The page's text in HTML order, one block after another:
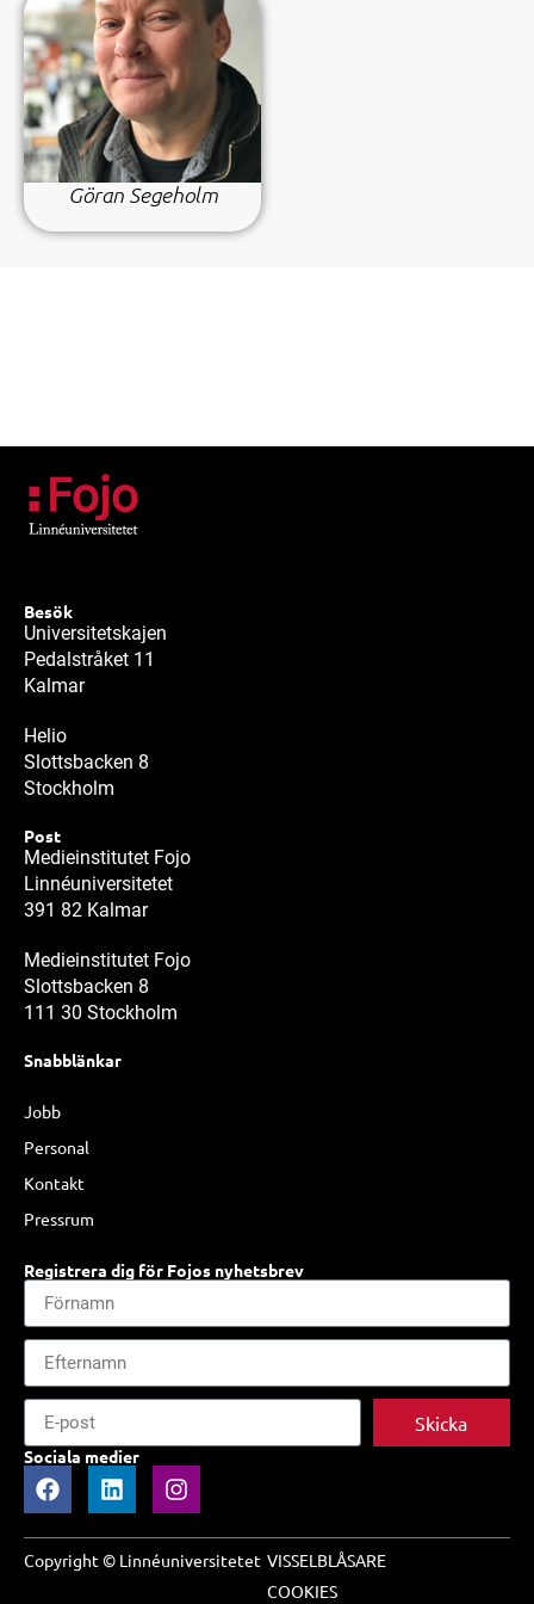
Göran Segeholm
Besök
Universitetskajen
Pedalstråket 11
Kalmar
Helio
Slottsbacken 8
Stockholm
Post
Medieinstitutet Fojo
Linnéuniversitetet
391 82 Kalmar
Medieinstitutet Fojo
Slottsbacken 8
111 30 Stockholm
Snabblänkar
Jobb
Personal
Kontakt
Pressrum
Registrera dig för Fojos nyhetsbrev
Skicka
Sociala medier
Copyright © Linnéuniversitetet VISSELBLÅSARE
COOKIES